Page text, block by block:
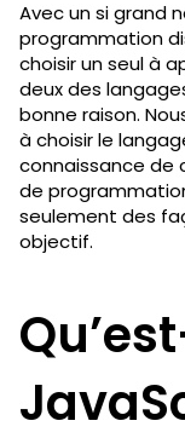
Avec un si grand
programmation
choisir un seul à
deux des
bonne raison.
à choisir le
connaissance de
de
seulement des
objectif.